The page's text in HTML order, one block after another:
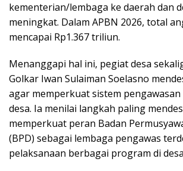
kementerian/lembaga ke daerah dan
meningkat. Dalam APBN 2026, total
mencapai Rp1.367 triliun.
Menanggapi hal ini, pegiat desa
Golkar Iwan Sulaiman Soelasno
agar memperkuat sistem
desa. Ia menilai langkah paling
memperkuat peran Badan
(BPD) sebagai lembaga pengawas
pelaksanaan berbagai program di